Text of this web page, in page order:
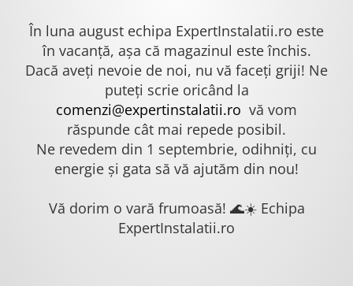
În luna august echipa ExpertInstalatii.ro este
în vacanță, așa că magazinul este închis.
Dacă aveți nevoie de noi, nu vă faceți griji! Ne
puteți scrie oricând la
comenzi@expertinstalatii.ro vă vom
răspunde cât mai repede posibil.
Ne revedem din 1 septembrie, odihniți, cu
energie și gata să vă ajutăm din nou!
Vă dorim o vară frumoasă! 🌊☀️ Echipa
ExpertInstalatii.ro